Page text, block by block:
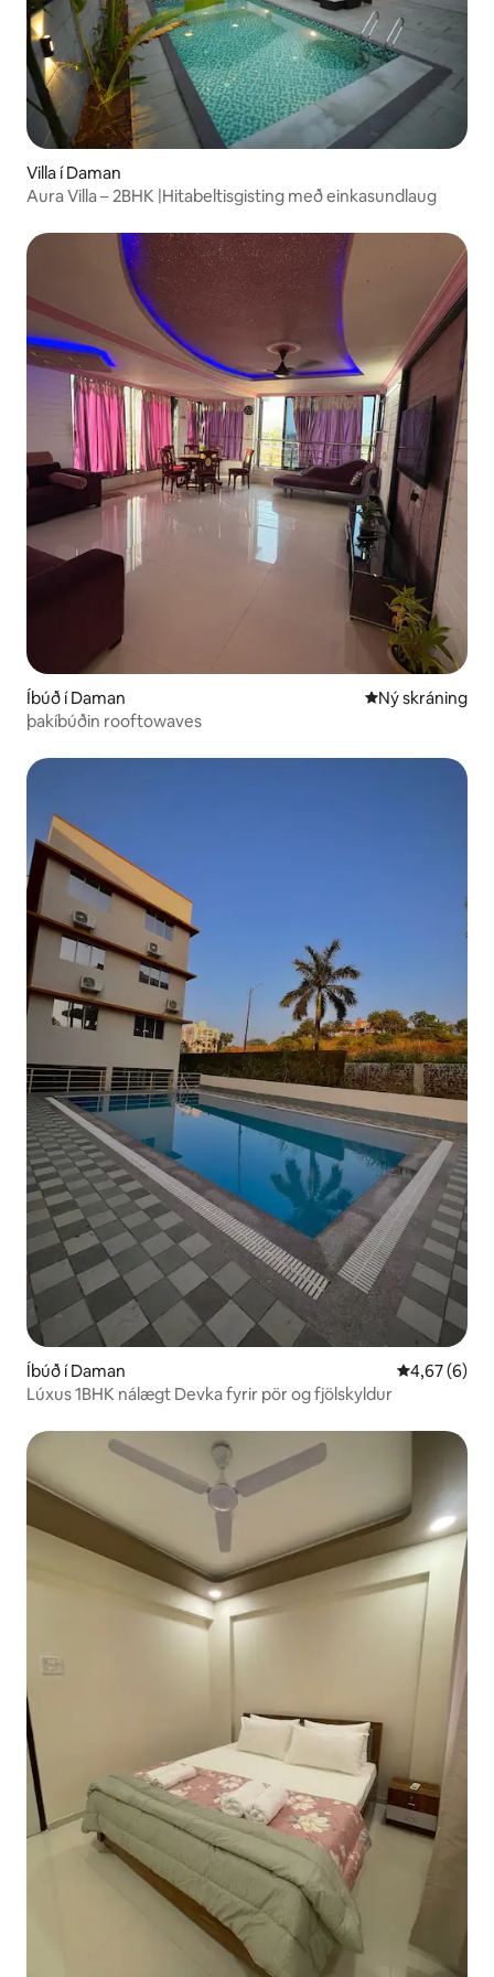
Villa í Daman
Aura Villa – 2BHK |Hitabeltisgisting með einkasundlaug
Íbúð í Daman Ný gistiaðstaða
Ný skráning
þakíbúðin rooftowaves
Íbúð í Daman 4,67 af 5 í
4,67 (6)
Lúxus 1BHK nálægt Devka fyrir pör og fjölskyldur